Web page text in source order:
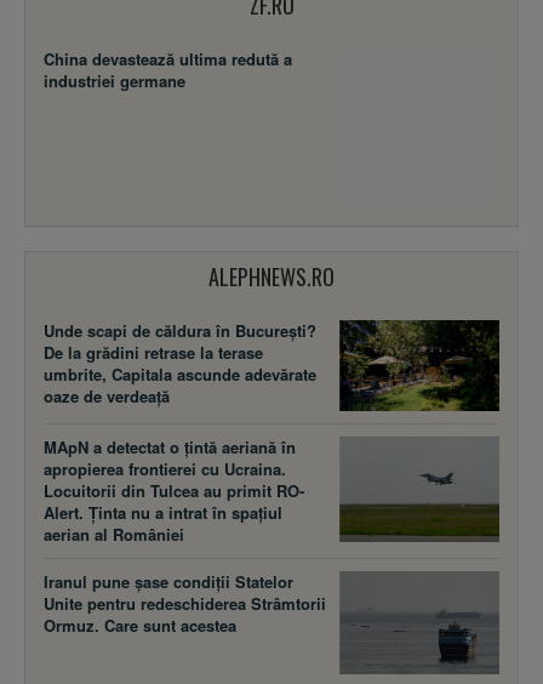
China devastează ultima redută a
industriei germane
ALEPHNEWS.RO
Unde scapi de căldura în București?
De la grădini retrase la terase
umbrite, Capitala ascunde adevărate
oaze de verdeață
MApN a detectat o țintă aeriană în
apropierea frontierei cu Ucraina.
Locuitorii din Tulcea au primit RO-
Alert. Ținta nu a intrat în spațiul
aerian al României
Iranul pune șase condiții Statelor
Unite pentru redeschiderea Strâmtorii
Ormuz. Care sunt acestea